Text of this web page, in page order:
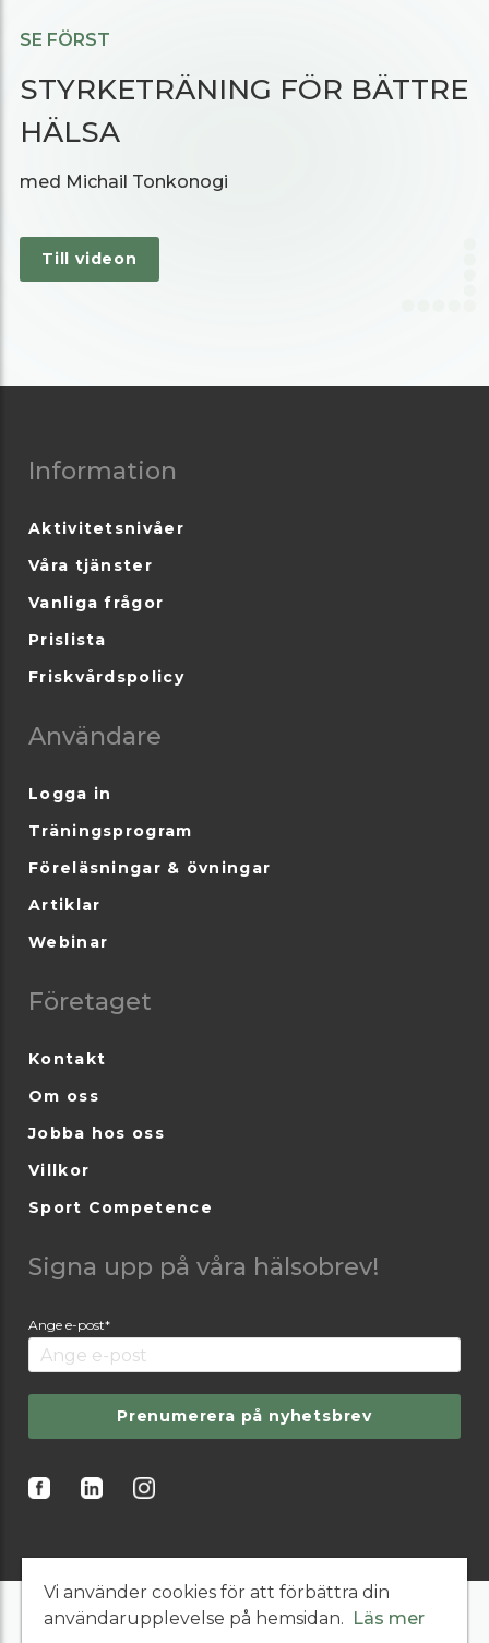
SE FÖRST
STYRKETRÄNING FÖR BÄTTRE
HÄLSA
med Michail Tonkonogi
Till videon
Information
Aktivitetsnivåer
Våra tjänster
Vanliga frågor
Prislista
Friskvårdspolicy
Användare
Logga in
Träningsprogram
Föreläsningar & övningar
Artiklar
Webinar
Företaget
Kontakt
Om oss
Jobba hos oss
Villkor
Sport Competence
Signa upp på våra hälsobrev!
Ange e-post*
Prenumerera på nyhetsbrev
Vi använder cookies för att förbättra din
användarupplevelse på hemsidan. Läs mer